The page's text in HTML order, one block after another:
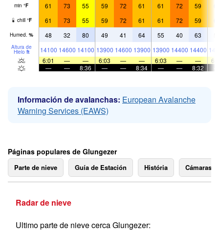
min °F 61 73 55 59 72 61 61 72 59
chill °F 61 73 55 59 72 61 61 72 59
Humed. % 48 32 80 49 41 64 55 40 63
Altura de
Hielo ft 14100 14600 14100 13900 14600 13900 13900 14400 14400
6:01
— — 6:03 — — 6:03 — —
—
— 8:36 — — 8:34 — — 8:32
Información de avalanchas: European Avalanche
Warning Services (EAWS)
Páginas populares de Glungezer
Parte de nieve Guía de Estación História Cámaras
Radar de nieve
Ultimo parte de nieve cerca Glungezer: